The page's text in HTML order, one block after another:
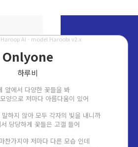
Haroop AI - model Haroobi v2.x
Onlyone
하루비
앞에서 다양한 꽃들을 봐
양으로 저마다 아름다움이 있어
하지 않아 모두 각자의 빛을 내니까
당당하게 꽃들은 고갤 들어
찬가지야 저마다 다른 모습 인데